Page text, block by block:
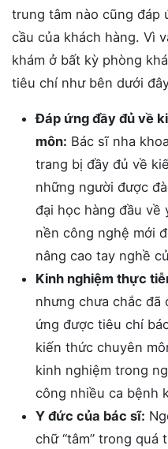
trung tâm nào cũng đáp
cầu của khách hàng. Vì
khám ở bất kỳ phòng
tiêu chí như bên dưới
Đáp ứng đầy đủ về
môn: Bác sĩ nha
trang bị đầy đủ về
những người được
đại học hàng đầu về
nền công nghệ mới
nâng cao tay nghề
Kinh nghiệm thực
nhưng chưa chắc
ứng được tiêu chí
kiến thức chuyên
kinh nghiệm trong
công nhiều ca bệnh
Y đức của bác sĩ:
chữ “tâm” trong quá